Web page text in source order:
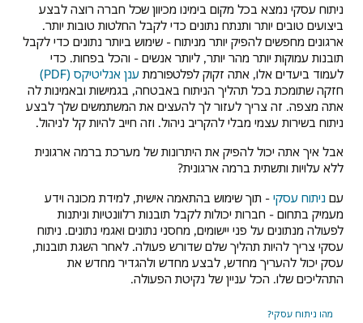
ניתוח עסקי נמצא בכל מקום בימינו מכיוון שכל חברה רוצה לבצע
ביצועים טובים יותר ותנתח נתונים כדי לקבל החלטות טובות יותר.
ארגונים מחפשים להפיק יותר מניתוח - שימוש ביותר נתונים כדי לקבל
תובנות עמוקות יותר מהר יותר, ליותר אנשים - והכל בפחות. כדי
לעמוד ביעדים אלו, אתה זקוק לפלטפורמת ענן אנליטיקס (PDF)
חזקה שתומכת בכל תהליך הניתוח באבטחה, בגמישות ובאמינות לה
אתה מצפה. זה צריך לעזור לך להעצים את המשתמשים שלך לבצע
ניתוח בשירות עצמי מבלי להקריב ניהול. וזה חייב להיות קל לניהול.
אבל איך אתה יכול להפיק את היתרונות של מערכת ברמה ארגונית
ללא עלויות ותשתית ברמה ארגונית?
עם ניתוח עסקי - תוך שימוש בהתאמה אישית, למידת מכונה וידע
מעמיק בתחום - חברות יכולות לקבל תובנות רלוונטיות וניתנות
לפעולה מנתונים על פני יישומים, מחסני נתונים ואגמי נתונים. ניתוח
עסקי צריך להיות תהליך שלם שדורש פעולה. לאחר השגת תובנות,
עסק יכול להעריך מחדש, לבצע מחדש ולהגדיר מחדש את
התהליכים שלו. הכל עניין של נקיטת הפעולה.
מהו ניתוח עסקי?